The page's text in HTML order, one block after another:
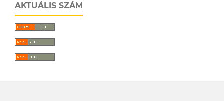
AKTUÁLIS SZÁM